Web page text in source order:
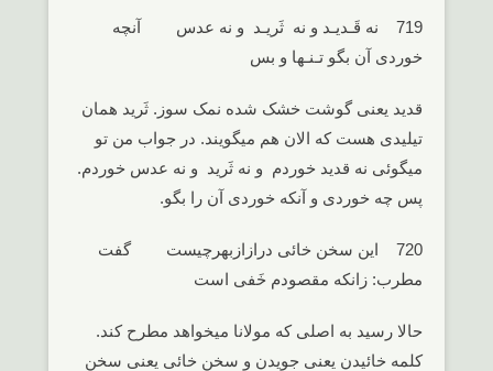
719 نه قَـدیـد و نه ثَریـد و نه عدس آنچه
خوردی آن بگو تـنـها و بس
قدید یعنی گوشت خشک شده نمک سوز. ثَرید همان
تیلیدی هست که الان هم میگویند. در جواب من تو
میگوئی نه قدید خوردم و نه ثَرید و نه عدس خوردم.
پس چه خوردی و آنکه خوردی آن را بگو.
720 این سخن خائی درازازبهرچیست گفت
مطرب: زانکه مقصودم خَفی است
حالا رسید به اصلی که مولانا میخواهد مطرح کند.
کلمه خائیدن یعنی جویدن و سخن خائی یعنی سخن